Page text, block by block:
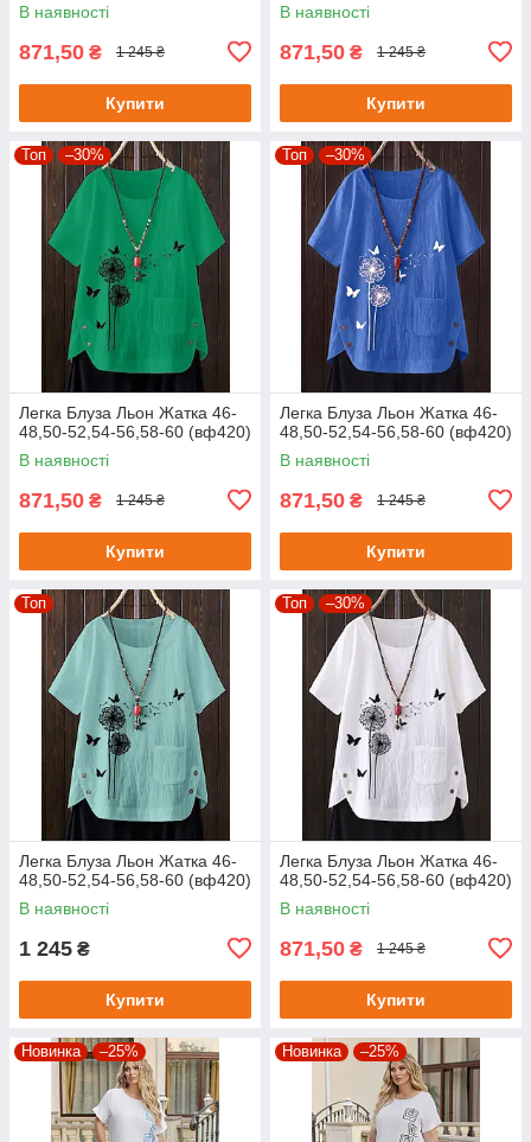
В наявності
871,50 ₴ 1 245 ₴
Купити
В наявності
871,50 ₴ 1 245 ₴
Купити
Топ –30%
Легка Блуза Льон Жатка 46-
48,50-52,54-56,58-60 (вф420)
В наявності
871,50 ₴ 1 245 ₴
Купити
Топ –30%
Легка Блуза Льон Жатка 46-
48,50-52,54-56,58-60 (вф420)
В наявності
871,50 ₴ 1 245 ₴
Купити
Топ
Легка Блуза Льон Жатка 46-
48,50-52,54-56,58-60 (вф420)
В наявності
1 245 ₴
Купити
Топ –30%
Легка Блуза Льон Жатка 46-
48,50-52,54-56,58-60 (вф420)
В наявності
871,50 ₴ 1 245 ₴
Купити
Новинка –25% Новинка –25%